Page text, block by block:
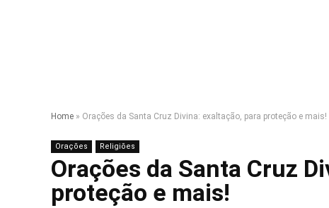
Home » Orações da Santa Cruz Divina: exaltação, para proteção e mais!
Orações Religiões
Orações da Santa Cruz
proteção e mais!